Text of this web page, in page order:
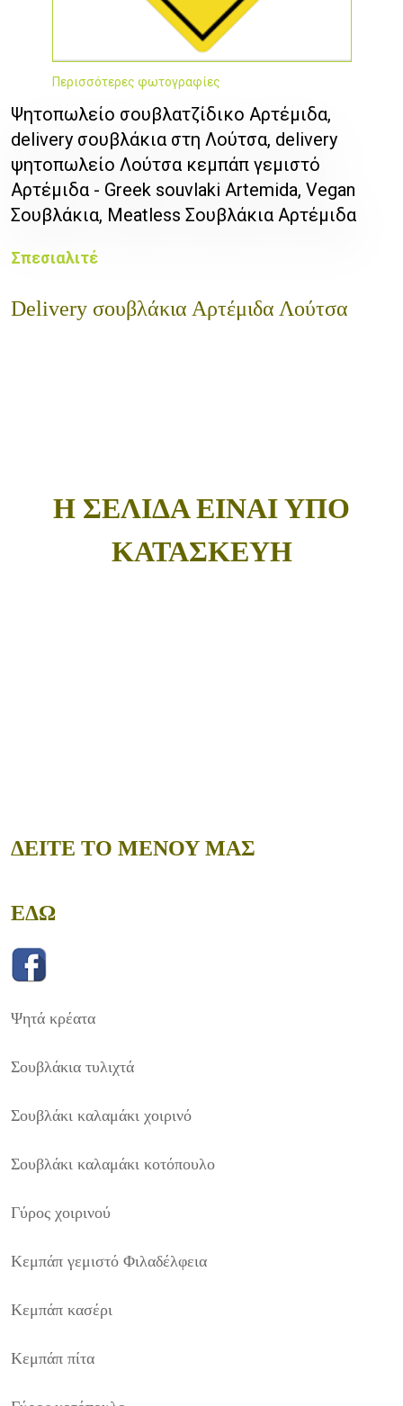
Περισσότερες φωτογραφίες
Ψητοπωλείο σουβλατζίδικο Αρτέμιδα,
delivery σουβλάκια στη Λούτσα, delivery
ψητοπωλείο Λούτσα κεμπάπ γεμιστό
Αρτέμιδα - Greek souvlaki Artemida, Vegan
Σουβλάκια, Meatless Σουβλάκια Αρτέμιδα
Σπεσιαλιτέ
Delivery σουβλάκια Αρτέμιδα Λούτσα
Η ΣΕΛΙΔΑ ΕΙΝΑΙ ΥΠΟ
ΚΑΤΑΣΚΕΥΗ
ΔΕΙΤΕ ΤΟ ΜΕΝΟΥ ΜΑΣ
ΕΔΩ
Ψητά κρέατα
Σουβλάκια τυλιχτά
Σουβλάκι καλαμάκι χοιρινό
Σουβλάκι καλαμάκι κοτόπουλο
Γύρος χοιρινού
Κεμπάπ γεμιστό Φιλαδέλφεια
Κεμπάπ κασέρι
Κεμπάπ πίτα